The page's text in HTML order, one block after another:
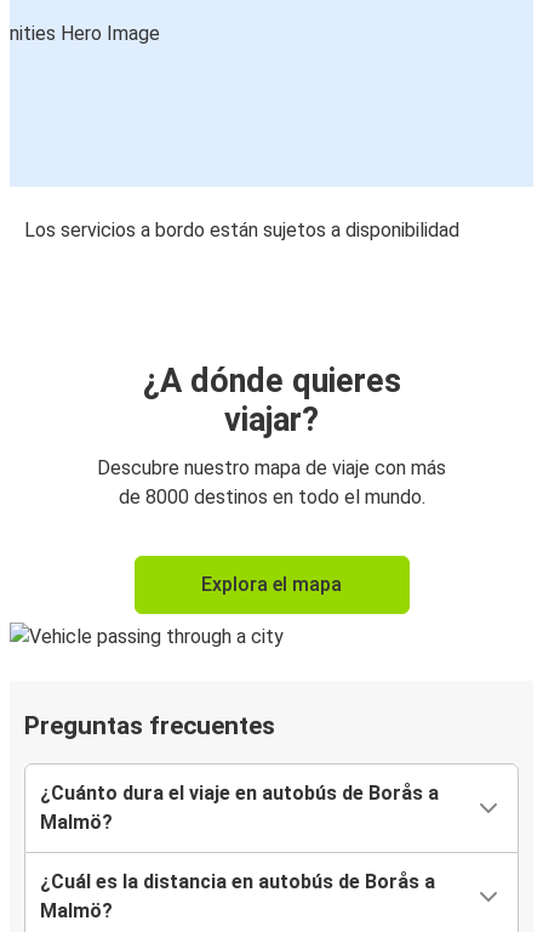
Los servicios a bordo están sujetos a disponibilidad
¿A dónde quieres
viajar?
Descubre nuestro mapa de viaje con más
de 8000 destinos en todo el mundo.
Explora el mapa
Preguntas frecuentes
¿Cuánto dura el viaje en autobús de Borås a
Malmö?
¿Cuál es la distancia en autobús de Borås a
Malmö?